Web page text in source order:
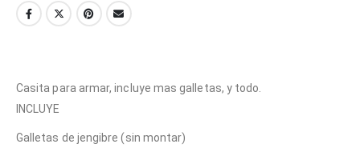
Casita para armar, incluye mas galletas, y todo.
INCLUYE
Galletas de jengibre (sin montar)